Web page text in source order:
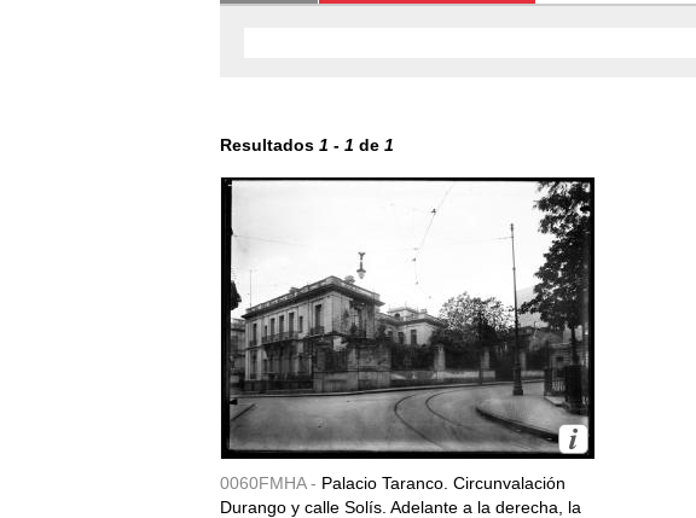
Resultados 1 - 1 de 1
0060FMHA - Palacio Taranco. Circunvalación
Durango y calle Solís. Adelante a la derecha, la